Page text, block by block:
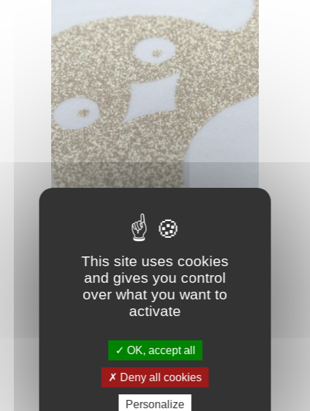
This site uses cookies
and gives you control
over what you want to
activate
OK, accept all
Deny all cookies
Personalize